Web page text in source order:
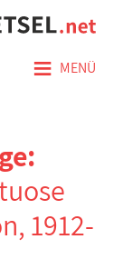
≡ MENÜ
1912-